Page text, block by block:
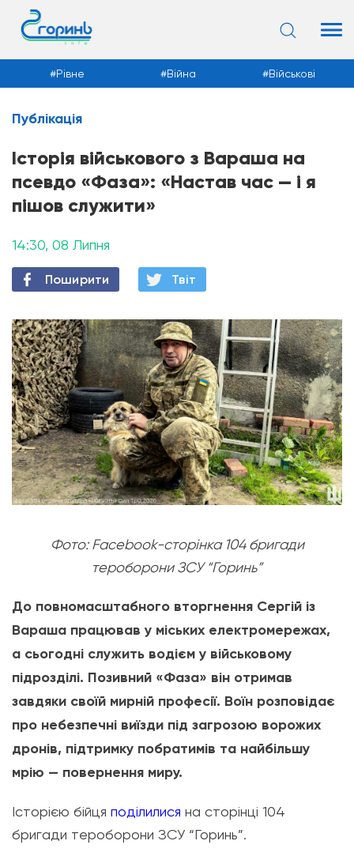
Новини
Рівне Війна Військові
Публікація
Історія військового з Вараша на
псевдо «Фаза»: «Настав час — і я
пішов служити»
14:30, 08 Липня
Поширити Твiт
Фото: Facebook-сторінка 104 бригади
тероборони ЗСУ “Горинь”
До повномасштабного вторгнення Сергій із
Вараша працював у міських електромережах,
а сьогодні служить водієм у військовому
підрозділі. Позивний «Фаза» він отримав
завдяки своїй мирній професії. Воїн розповідає
про небезпечні виїзди під загрозою ворожих
дронів, підтримку побратимів та найбільшу
мрію — повернення миру.
Історією бійця поділилися на сторінці 104
бригади тероборони ЗСУ “Горинь”.